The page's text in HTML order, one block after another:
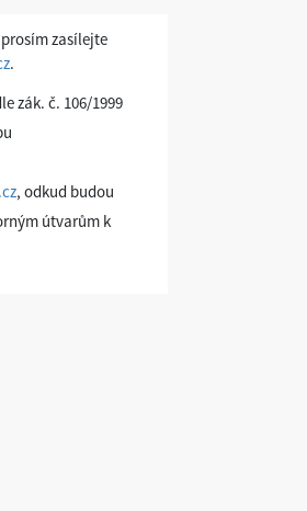
zasílejte
.
zák. č. 106/1999
, odkud budou
útvarům k